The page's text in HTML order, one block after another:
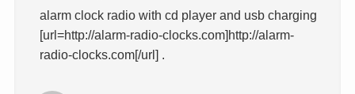
alarm clock radio with cd player and usb charging
[url=http://alarm-radio-clocks.com]http://alarm-
radio-clocks.com[/url] .